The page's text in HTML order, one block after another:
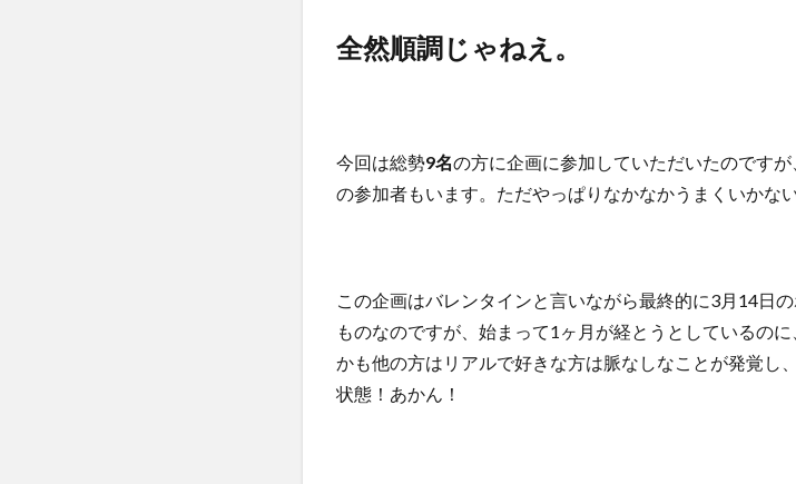
全然順調じゃねえ。
今回は総勢9名の方に企画に参加していただいたのです
の参加者もいます。ただやっぱりなかなかうまくいかない
この企画はバレンタインと言いながら最終的に3月14日
ものなのですが、始まって1ヶ月が経とうとしているの
かも他の方はリアルで好きな方は脈なしなことが発覚し
状態！あかん！